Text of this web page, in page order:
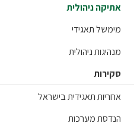
ניהולית
תאגידי
ניהולית
תאגידית בישראל
מערכות